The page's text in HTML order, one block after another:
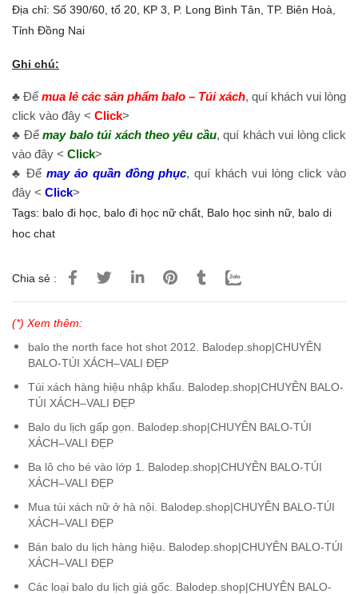
Địa chỉ: Số 390/60, tổ 20, KP 3, P. Long Bình Tân, TP. Biên Hoà,
Tỉnh Đồng Nai
Ghi chú:
♣ Để mua lẻ các sản phẩm balo – Túi xách, quí khách vui lòng
click vào đây < Click>
♣ Đểmay balo túi xách theo yêu cầu, quí khách vui lòng click
vào đây < Click>
♣ Để may áo quần đồng phục, quí khách vui lòng click vào
đây < Click>
Tags: balo đi học balo đi học nữ chất Balo học sinh nữ balo di
hoc chat
Chia sẻ :
(*) Xem thêm:
balo the north face hot shot 2012. Balodep.shop|CHUYÊN
BALO-TÚI XÁCH–VALI ĐẸP
Túi xách hàng hiệu nhập khẩu. Balodep.shop|CHUYÊN BALO-
TÚI XÁCH–VALI ĐẸP
Balo du lịch gấp gọn. Balodep.shop|CHUYÊN BALO-TÚI
XÁCH–VALI ĐẸP
Ba lô cho bé vào lớp 1. Balodep.shop|CHUYÊN BALO-TÚI
XÁCH–VALI ĐẸP
Mua túi xách nữ ở hà nội. Balodep.shop|CHUYÊN BALO-TÚI
XÁCH–VALI ĐẸP
Bán balo du lịch hàng hiệu. Balodep.shop|CHUYÊN BALO-TÚI
XÁCH–VALI ĐẸP
Các loại balo du lịch giá gốc. Balodep.shop|CHUYÊN BALO-